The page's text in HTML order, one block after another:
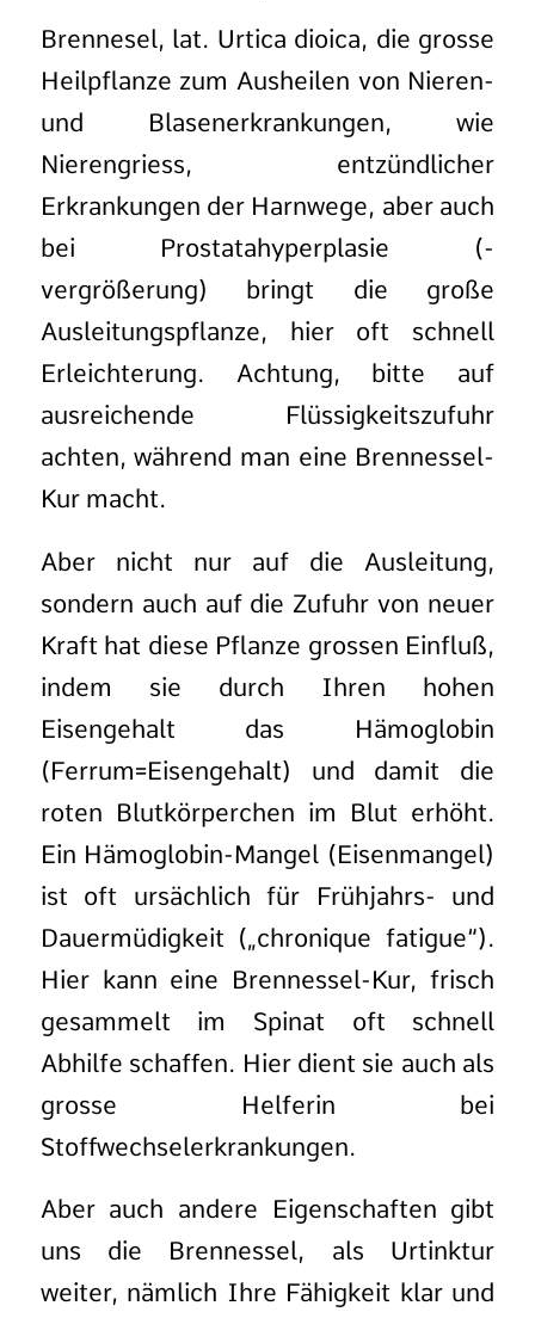
Brennesel, lat. Urtica dioica, die grosse
Heilpflanze zum Ausheilen von Nieren-
und Blasenerkrankungen, wie
Nierengriess, entzündlicher
Erkrankungen der Harnwege, aber auch
bei Prostatahyperplasie (-
vergrößerung) bringt die große
Ausleitungspflanze, hier oft schnell
Erleichterung. Achtung, bitte auf
ausreichende Flüssigkeitszufuhr
achten, während man eine Brennessel-
Kur macht.
Aber nicht nur auf die Ausleitung,
sondern auch auf die Zufuhr von neuer
Kraft hat diese Pflanze grossen Einfluß,
indem sie durch Ihren hohen
Eisengehalt das Hämoglobin
(Ferrum=Eisengehalt) und damit die
roten Blutkörperchen im Blut erhöht.
Ein Hämoglobin-Mangel (Eisenmangel)
ist oft ursächlich für Frühjahrs- und
Dauermüdigkeit („chronique fatigue“).
Hier kann eine Brennessel-Kur, frisch
gesammelt im Spinat oft schnell
Abhilfe schaffen. Hier dient sie auch als
grosse Helferin bei
Stoffwechselerkrankungen.
Aber auch andere Eigenschaften gibt
uns die Brennessel, als Urtinktur
weiter, nämlich Ihre Fähigkeit klar und